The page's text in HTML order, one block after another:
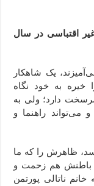
غیر اقتباسی در سال
یک شاهکار
به خود نگاه
دارد؛ ولی به
می‌تواند راهنما و
ظاهرش را که ما
و باطنش هم زحمت و
ناتالی پورتمن